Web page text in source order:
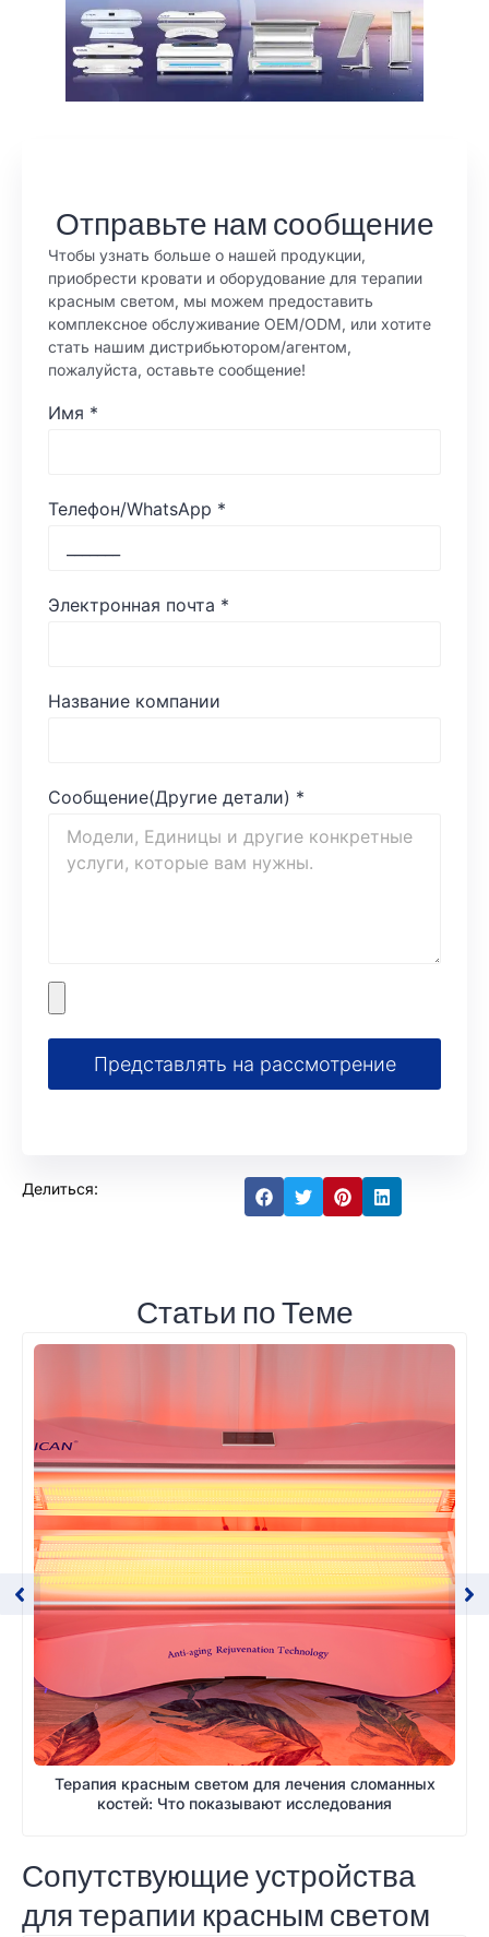
Отправьте нам сообщение
Чтобы узнать больше о нашей продукции,
приобрести кровати и оборудование для терапии
красным светом, мы можем предоставить
комплексное обслуживание OEM/ODM, или хотите
стать нашим дистрибьютором/агентом,
пожалуйста, оставьте сообщение!
Имя *
Телефон/WhatsApp *
Электронная почта *
Название компании
Сообщение(Другие детали) *
Представлять на рассмотрение
Делиться:
Статьи по Теме
Терапия красным светом для лечения сломанных
костей: Что показывают исследования
Сопутствующие устройства
для терапии красным светом